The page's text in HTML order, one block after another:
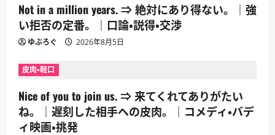
Not in a million years. ⇒ 絶対にあり得ない。｜強
い拒否の定番。｜口論・説得・交渉
ゆぶろぐ 2026年8月5日
皮肉・軽口
Nice of you to join us. ⇒ 来てくれてありがたい
ね。｜遅刻した相手への皮肉。｜コメディ・バデ
ィ映画・挑発